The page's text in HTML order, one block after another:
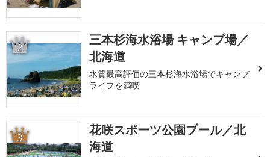
2
三本杉海水浴場 キャンプ場／
北海道
水質最高評価の三本杉海水浴場でキャンプ
ライフを満喫
3
花咲スポーツ公園プール／北
海道